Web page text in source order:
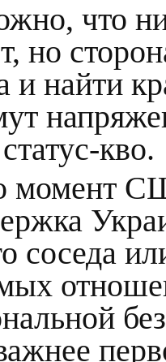
что
но
и найти
кво.
момент
соседа